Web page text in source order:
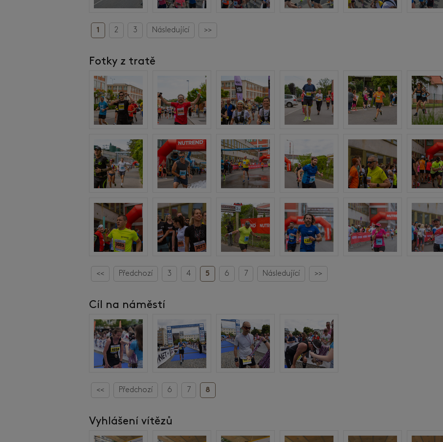
1 2 3 Následující >>
Fotky z tratě
<< Předchozí 3 4 5 6 7 Následující >>
Cíl na náměstí
<< Předchozí 6 7 8
Vyhlášení vítězů